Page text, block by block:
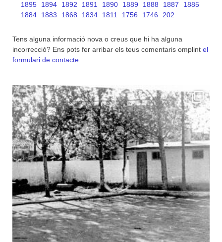
1895
1894 1892 1891 1890 1889 1888 1887
1885
1884
1883 1868 1834 1811 1756 1746 202
Tens alguna informació nova o creus que hi ha alguna
incorrecció? Ens pots fer arribar els teus comentaris omplint el
formulari de contacte